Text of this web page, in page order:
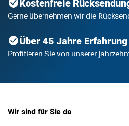
Kostenfreie
Gerne übernehmen wir die
Über 45 Jahre Erfahrung
Profitieren Sie von unserer
Wir sind für Sie da